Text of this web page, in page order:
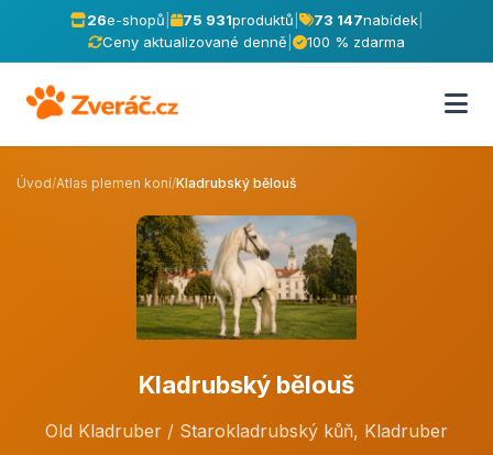
26e-shopů 75 931produktů 73 147nabídek|
Ceny aktualizované denně
100 % zdarma
Úvod/Atlas plemen koní/Kladrubský bělouš
Kladrubský bělouš
Old Kladruber / Starokladrubský kůň, Kladruber